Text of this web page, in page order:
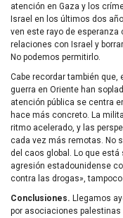
atención en Gaza y los
Israel en los últimos dos
ven este rayo de esperanza
relaciones con Israel y
No podemos permitirlo.
Cabe recordar también
guerra en Oriente han
atención pública se centra
hace más concreto. La
ritmo acelerado, y las
cada vez más remotas. No
del caos global. Lo que
agresión estadounidense
contra las drogas»,
Conclusiones. Llegamos
por asociaciones